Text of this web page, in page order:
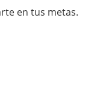
en tus metas.